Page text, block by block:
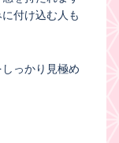
付け込む人も
っかり見極め